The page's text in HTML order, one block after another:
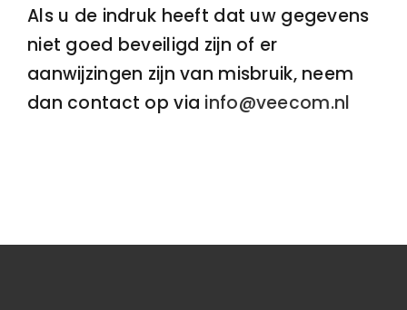
Als u de indruk heeft dat uw gegevens
niet goed beveiligd zijn of er
aanwijzingen zijn van misbruik, neem
dan contact op via info@veecom.nl